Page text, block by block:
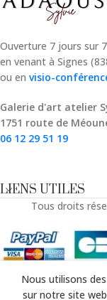
Ouverture 7 jours sur
en venant à Signes
ou en visio-
Galerie d'art atelier
1751 route de
06 12 29 51 19
LIENS UTILES
Tous droits
Mon compte
Nous utilisons
sur notre site